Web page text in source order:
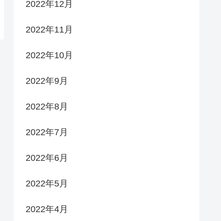
2022年12月
2022年11月
2022年10月
2022年9月
2022年8月
2022年7月
2022年6月
2022年5月
2022年4月